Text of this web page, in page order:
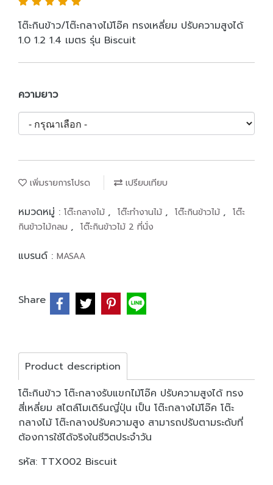
โต๊ะกินข้าว/โต๊ะกลางไม้โอ๊ค ทรงเหลี่ยม ปรับความสูงได้
1.0 1.2 1.4 เมตร รุ่น Biscuit
ความยาว
เพิ่มรายการโปรด เปรียบเทียบ
หมวดหมู่ : โต๊ะกลางไม้ , โต๊ะทำงานไม้ , โต๊ะกินข้าวไม้ , โต๊ะ
กินข้าวไม้กลม , โต๊ะกินข้าวไม้ 2 ที่นั่ง
แบรนด์ : MASAA
Share
Product description
โต๊ะกินข้าว โต๊ะกลางรับแขกไม้โอ๊ค ปรับความสูงได้ ทรง
สี่เหลี่ยม สไตล์โมเดิร์นญี่ปุ่น เป็น โต๊ะกลางไม้โอ๊ค โต๊ะ
กลางไม้ โต๊ะกลางปรับความสูง สามารถปรับตามระดับที่
ต้องการใช้ได้จริงในชีวิตประจำวัน
รหัส: TTX002 Biscuit